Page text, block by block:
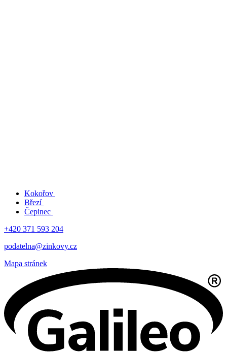
Kokořov
Březí
Čepinec
+420 371 593 204
podatelna@zinkovy.cz
Mapa stránek